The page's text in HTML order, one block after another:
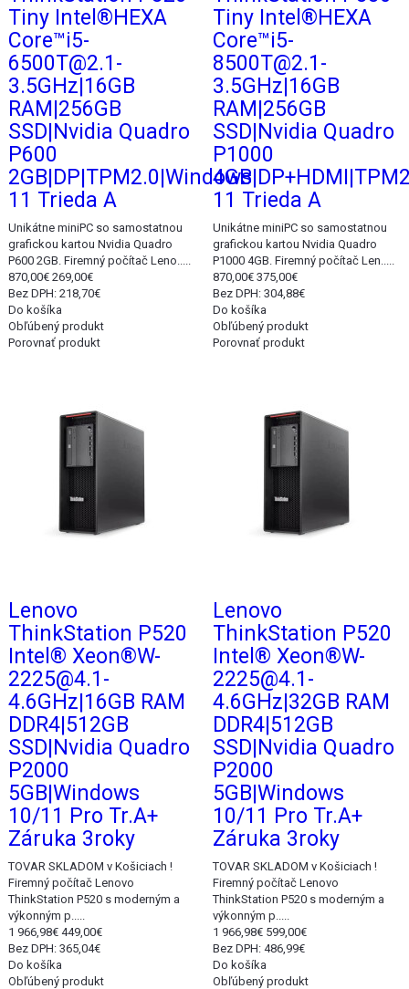
Tiny Intel®HEXA
Core™i5-
6500T@2.1-
3.5GHz|16GB
RAM|256GB
SSD|Nvidia Quadro
P600
2GB|DP|TPM2.0|Windows
11 Trieda A
Unikátne miniPC so samostatnou
grafickou kartou Nvidia Quadro
P600 2GB. Firemný počítač Leno.....
870,00€ 269,00€
Bez DPH: 218,70€
Do košíka
Obľúbený produkt
Porovnať produkt
Tiny Intel®HEXA
Core™i5-
8500T@2.1-
3.5GHz|16GB
RAM|256GB
SSD|Nvidia Quadro
P1000
11 Trieda A
Unikátne miniPC so samostatnou
grafickou kartou Nvidia Quadro
P1000 4GB. Firemný počítač Len.....
870,00€ 375,00€
Bez DPH: 304,88€
Do košíka
Obľúbený produkt
Porovnať produkt
Lenovo
ThinkStation P520
Intel® Xeon®W-
2225@4.1-
4.6GHz|16GB RAM
DDR4|512GB
SSD|Nvidia Quadro
P2000
5GB|Windows
10/11 Pro Tr.A+
Záruka 3roky
TOVAR SKLADOM v Košiciach !
Firemný počítač Lenovo
ThinkStation P520 s moderným a
výkonným p.....
1 966,98€ 449,00€
Bez DPH: 365,04€
Do košíka
Obľúbený produkt
Lenovo
ThinkStation P520
Intel® Xeon®W-
2225@4.1-
4.6GHz|32GB RAM
DDR4|512GB
SSD|Nvidia Quadro
P2000
5GB|Windows
10/11 Pro Tr.A+
Záruka 3roky
TOVAR SKLADOM v Košiciach !
Firemný počítač Lenovo
ThinkStation P520 s moderným a
výkonným p.....
1 966,98€ 599,00€
Bez DPH: 486,99€
Do košíka
Obľúbený produkt